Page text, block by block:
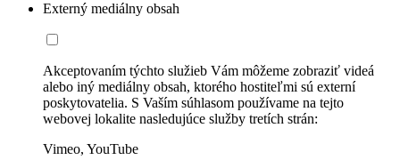
Externý mediálny obsah
Akceptovaním týchto služieb Vám môžeme zobraziť videá
alebo iný mediálny obsah, ktorého hostiteľmi sú externí
poskytovatelia. S Vaším súhlasom používame na tejto
webovej lokalite nasledujúce služby tretích strán:
Vimeo, YouTube